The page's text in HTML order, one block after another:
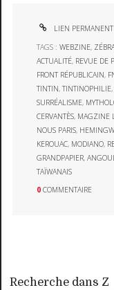
LIEN PERMANENT
TAGS :WEBZINE,
ACTUALITÉ, REVUE DE
FRONT RÉPUBLICAIN,
TINTIN,TINTINOPHILIE,
SURRÉALISME,
CERVANTÈS, MAGZINE
NOUS PARIS,
KEROUAC, MODIANO,
GRANDPAPIER,
TAÏWANAIS
0 COMMENTAIRE
Recherche dans Z